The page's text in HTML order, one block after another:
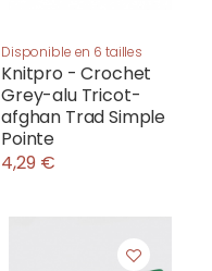
Disponible en 6 tailles
Knitpro - Crochet
Grey-alu Tricot-
afghan Trad Simple
Pointe
4,29 €